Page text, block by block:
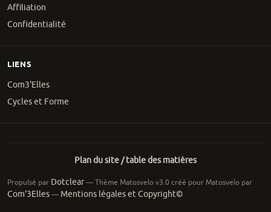
Affiliation
Confidentialité
LIENS
Com3'Elles
Cycles et Forme
Plan du site / table des matières
Propulsé par Dotclear— Thème Matosvelo v3.0 créé pour Matosvelo par
Com'3Elles— Mentions légales et Copyright©